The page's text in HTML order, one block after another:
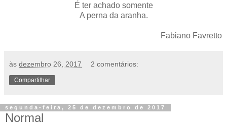
É ter achado somente
A perna da aranha.
Fabiano Favretto
às dezembro 26, 2017 2 comentários:
Compartilhar
segunda-feira, 25 de dezembro de 2017
Normal